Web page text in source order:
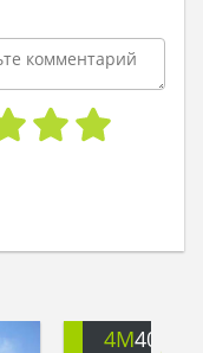
4M401